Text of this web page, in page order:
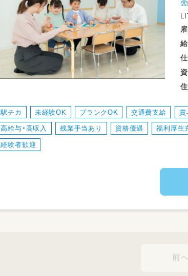
駅チカ 未経験OK ブランクOK 交通費支給 賞
高給与・高収入 残業手当あり 資格優遇 福利厚生
経験者歓迎
前へ